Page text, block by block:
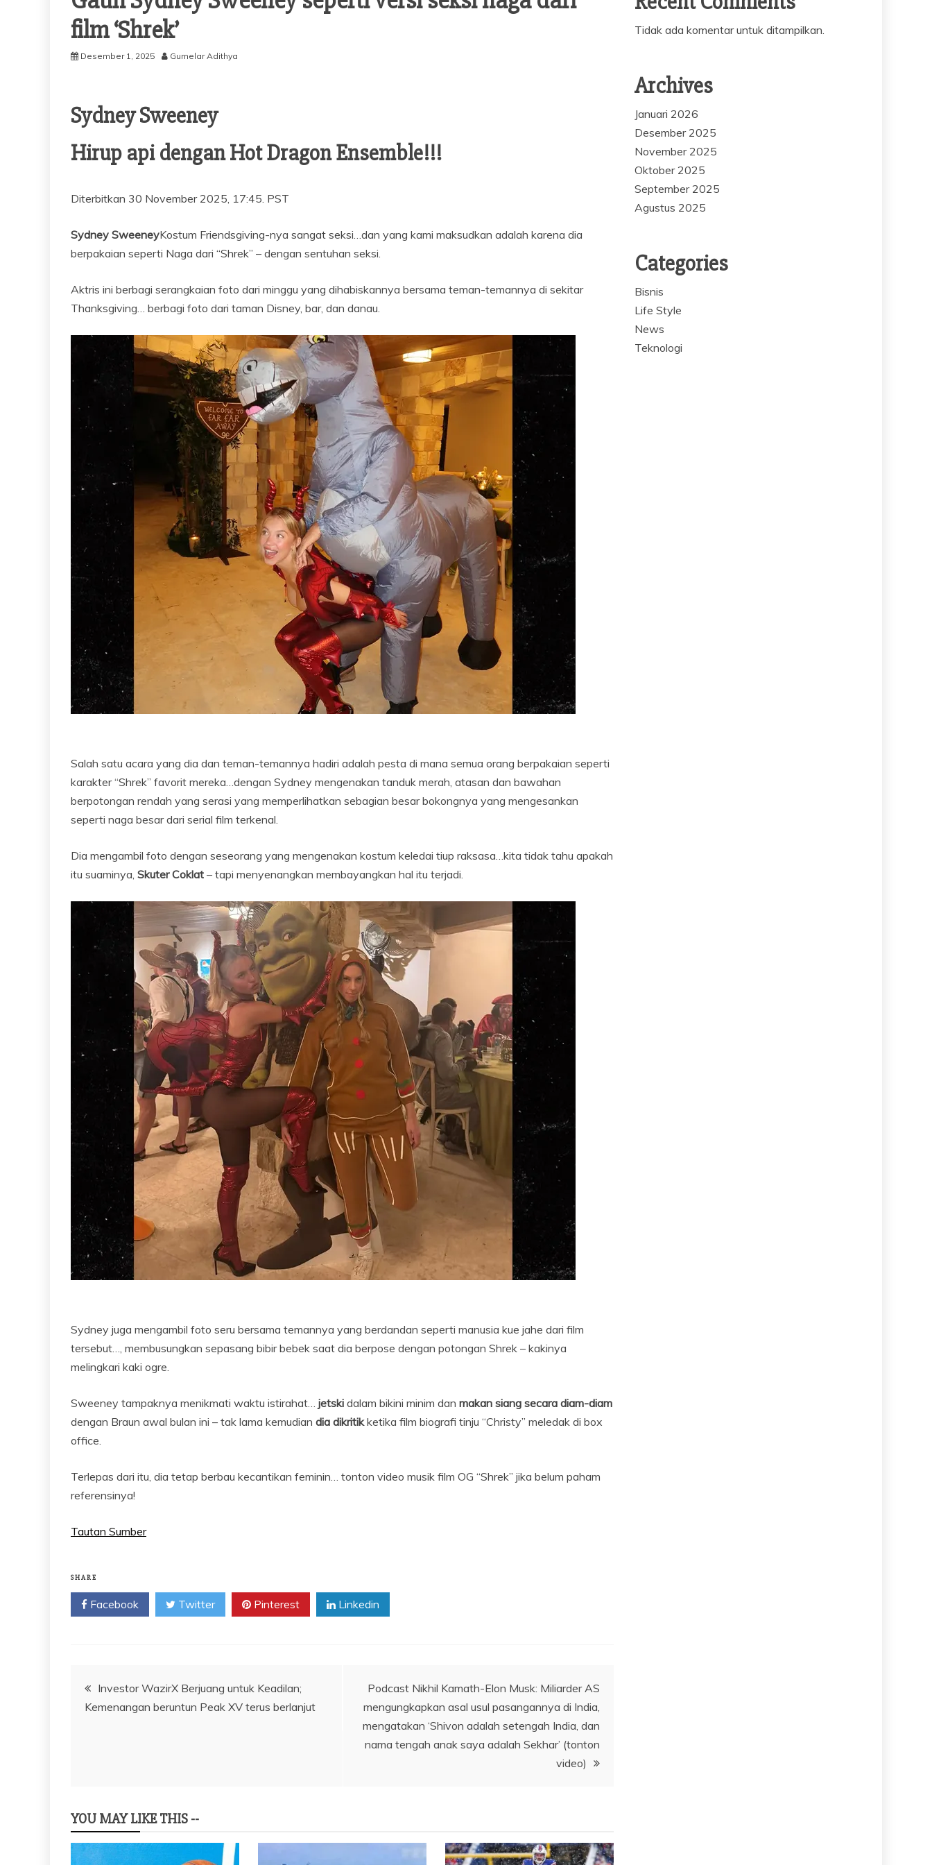
film ‘Shrek’
Desember 1, 2025 Gumelar Adithya
Sydney Sweeney
Hirup api dengan Hot Dragon Ensemble!!!
Diterbitkan 30 November 2025, 17:45. PST
Sydney SweeneyKostum Friendsgiving-nya sangat seksi…dan yang kami maksudkan adalah karena dia
berpakaian seperti Naga dari “Shrek” – dengan sentuhan seksi.
Aktris ini berbagi serangkaian foto dari minggu yang dihabiskannya bersama teman-temannya di sekitar
Thanksgiving… berbagi foto dari taman Disney, bar, dan danau.
Salah satu acara yang dia dan teman-temannya hadiri adalah pesta di mana semua orang berpakaian seperti
karakter “Shrek” favorit mereka…dengan Sydney mengenakan tanduk merah, atasan dan bawahan
berpotongan rendah yang serasi yang memperlihatkan sebagian besar bokongnya yang mengesankan
seperti naga besar dari serial film terkenal.
Dia mengambil foto dengan seseorang yang mengenakan kostum keledai tiup raksasa…kita tidak tahu apakah
itu suaminya, Skuter Coklat – tapi menyenangkan membayangkan hal itu terjadi.
Sydney juga mengambil foto seru bersama temannya yang berdandan seperti manusia kue jahe dari film
tersebut…, membusungkan sepasang bibir bebek saat dia berpose dengan potongan Shrek – kakinya
melingkari kaki ogre.
Sweeney tampaknya menikmati waktu istirahat… jetski dalam bikini minim dan makan siang secara diam-diam
dengan Braun awal bulan ini – tak lama kemudian dia dikritikketika film biografi tinju “Christy” meledak di box
office.
Terlepas dari itu, dia tetap berbau kecantikan feminin… tonton video musik film OG “Shrek” jika belum paham
referensinya!
Tautan Sumber
SHARE
Facebook Twitter Pinterest Linkedin
Navigasi
Investor WazirX Berjuang untuk Keadilan;
Kemenangan beruntun Peak XV terus berlanjut
Podcast Nikhil Kamath-Elon Musk: Miliarder AS
mengungkapkan asal usul pasangannya di India,
mengatakan ‘Shivon adalah setengah India, dan
nama tengah anak saya adalah Sekhar’ (tonton
video)
YOU MAY LIKE THIS --
Tidak ada komentar untuk ditampilkan.
Archives
Januari 2026
Desember 2025
November 2025
Oktober 2025
September 2025
Agustus 2025
Categories
Bisnis
Life Style
News
Teknologi